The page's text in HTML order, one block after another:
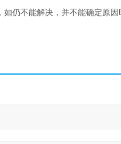
仍不能解决，并不能确定原因